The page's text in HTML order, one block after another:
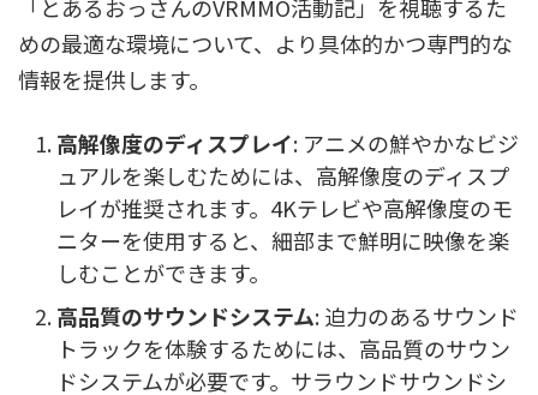
「とあるおっさんのVRMMO活動記」を視聴するた
めの最適な環境について、より具体的かつ専門的な
情報を提供します。
高解像度のディスプレイ: アニメの鮮やかなビジ
ュアルを楽しむためには、高解像度のディスプ
レイが推奨されます。4Kテレビや高解像度のモ
ニターを使用すると、細部まで鮮明に映像を楽
しむことができます。
高品質のサウンドシステム: 迫力のあるサウンド
トラックを体験するためには、高品質のサウン
ドシステムが必要です。サラウンドサウンドシ